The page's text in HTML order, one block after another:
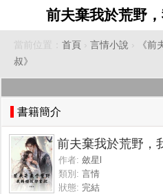
前夫棄我於荒野
當前位置： 首頁 › 言情小說 ›
《前
叔》
書籍簡介
前夫棄我於荒野，
作者: 斂星l
類別: 言情
狀態: 完結